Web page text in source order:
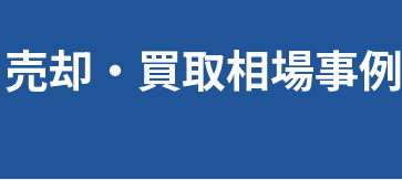
売却・買取相場事例